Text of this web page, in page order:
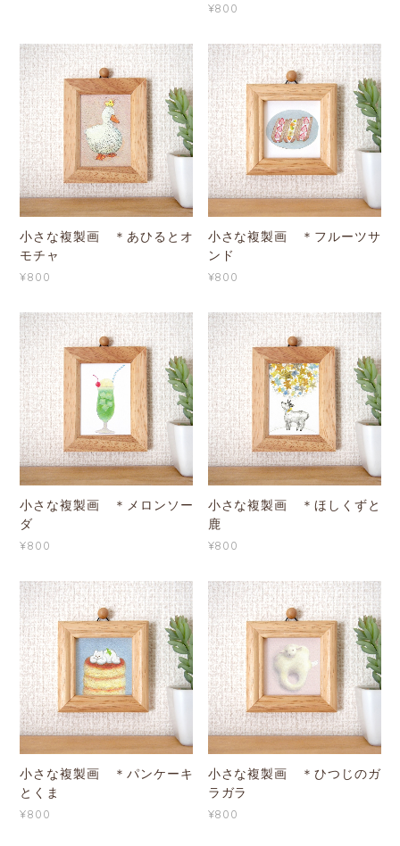
¥800
小さな複製画 ＊あひるとオ
モチャ
¥800
小さな複製画 ＊フルーツサ
ンド
¥800
小さな複製画 ＊メロンソー
ダ
¥800
小さな複製画 ＊ほしくずと
鹿
¥800
小さな複製画 ＊パンケーキ
とくま
¥800
小さな複製画 ＊ひつじのガ
ラガラ
¥800